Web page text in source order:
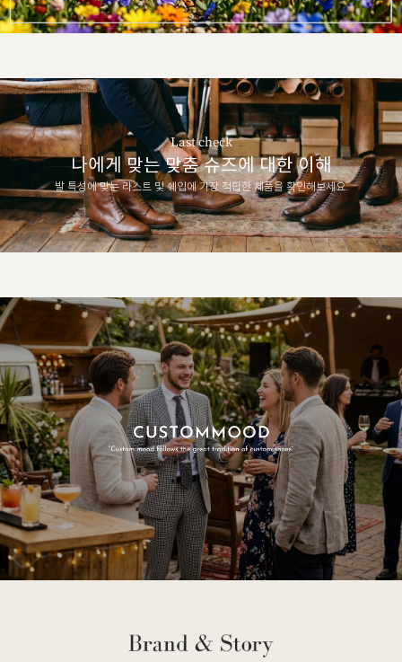
Last check
나에게 맞는 맞춤 슈즈에 대한 이해
발 특성에 맞는 라스트 및 쉐입에 가장 적합한 제품을 확인해보세요.